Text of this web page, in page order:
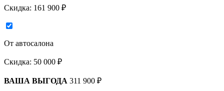
Скидка: 161 900 ₽
От автосалона
Скидка: 50 000 ₽
ВАША ВЫГОДА 311 900 ₽